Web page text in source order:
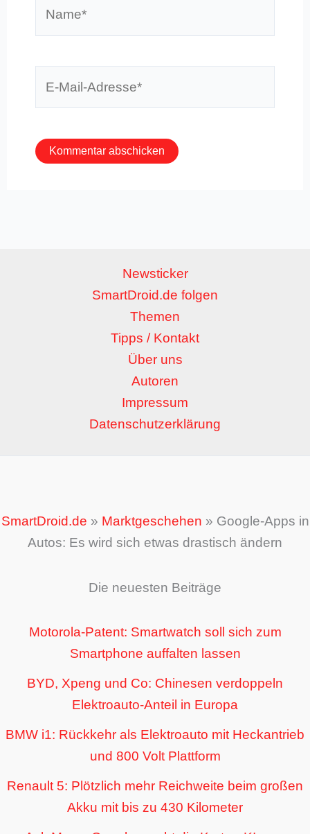
Newsticker
SmartDroid.de folgen
Themen
Tipps / Kontakt
Über uns
Autoren
Impressum
Datenschutzerklärung
SmartDroid.de » Marktgeschehen » Google-Apps in
Autos: Es wird sich etwas drastisch ändern
Die neuesten Beiträge
Motorola-Patent: Smartwatch soll sich zum
Smartphone auffalten lassen
BYD, Xpeng und Co: Chinesen verdoppeln
Elektroauto-Anteil in Europa
BMW i1: Rückkehr als Elektroauto mit Heckantrieb
und 800 Volt Plattform
Renault 5: Plötzlich mehr Reichweite beim großen
Akku mit bis zu 430 Kilometer